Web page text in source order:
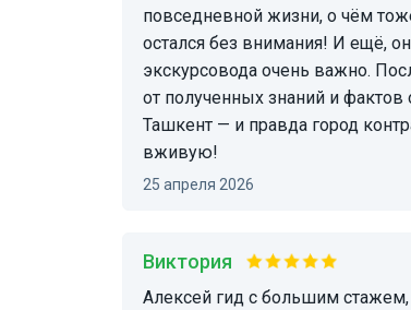
повседневной жизни, о чём
остался без внимания! И ещё,
экскурсовода очень важно.
от полученных знаний и фактов
Ташкент — и правда город
вживую!
25 апреля 2026
Виктория
Алексей гид с большим стажем, коренной местный житель и колоритный мужчина. С ним